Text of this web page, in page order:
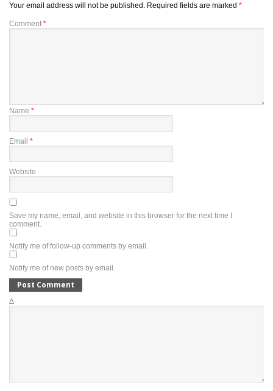
Your email address will not be published. Required fields are marked *
Comment *
Name *
Email *
Website
Save my name, email, and website in this browser for the next time I
comment.
Notify me of follow-up comments by email.
Notify me of new posts by email.
Δ